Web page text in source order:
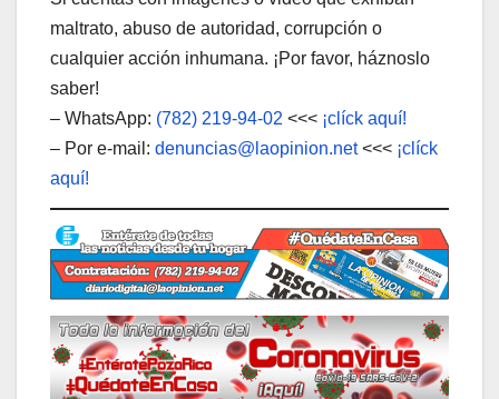
maltrato, abuso de autoridad, corrupción o
cualquier acción inhumana. ¡Por favor, háznoslo
saber!
– WhatsApp: (782) 219-94-02 <<< ¡clíck aquí!
– Por e-mail: denuncias@laopinion.net<<< ¡clíck
aquí!